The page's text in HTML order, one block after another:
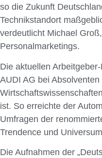
so die Zukunft
Technikstandort
verdeutlicht Michael
Personalmarketings.
Die aktuellen
AUDI AG bei
ist. So erreichte der
Umfragen der
Trendence und
Die Aufnahmen der